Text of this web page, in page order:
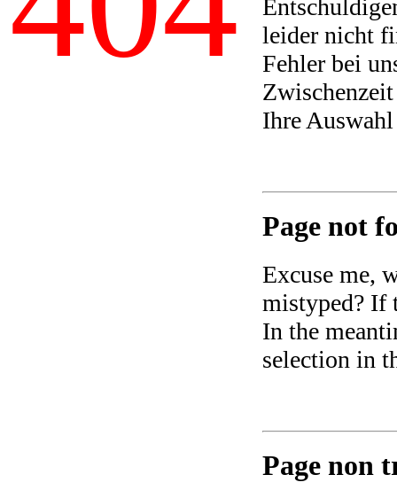
leider nicht
Fehler bei
Ihre
Page not
Excuse me,
mistyped? If
In the
selection in
Page non